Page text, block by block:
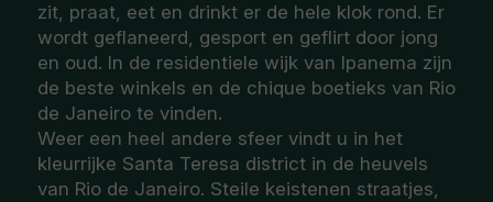
zit, praat, eet en drinkt er de hele klok rond. Er
wordt geflaneerd, gesport en geflirt door jong
en oud. In de residentiele wijk van Ipanema zijn
de beste winkels en de chique boetieks van Rio
de Janeiro te vinden.
Weer een heel andere sfeer vindt u in het
kleurrijke Santa Teresa district in de heuvels
van Rio de Janeiro. Steile keistenen straatjes,